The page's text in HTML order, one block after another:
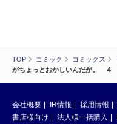
TOP コミック コミックス
がちょっとおかしいんだが。 ４
会社概要 IR情報 採用情報
書店様向け
法人様一括購入